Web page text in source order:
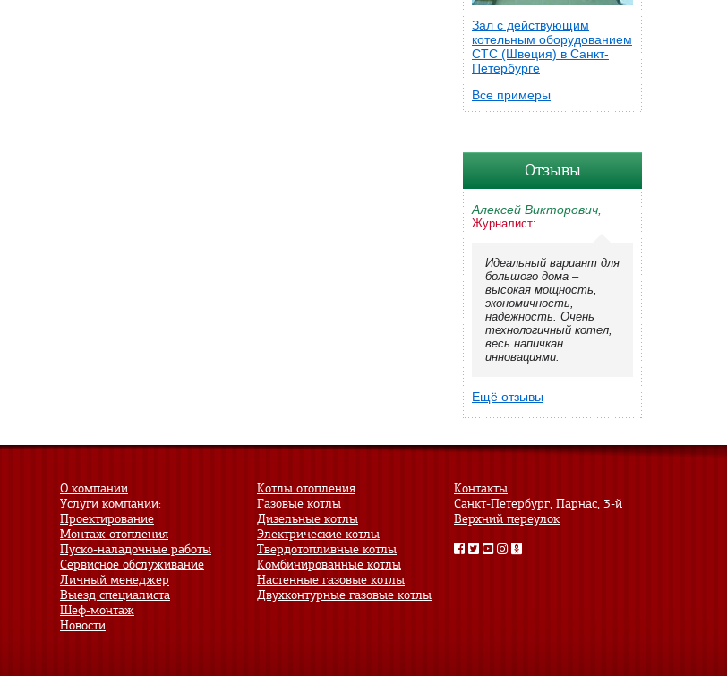
Зал с действующим
котельным оборудованием
CTC (Швеция) в Санкт-
Петербурге
Все примеры
Отзывы
Алексей Викторович,
Журналист:
Идеальный вариант для
большого дома –
высокая мощность,
экономичность,
надежность. Очень
технологичный котел,
весь напичкан
инновациями.
Ещё отзывы
О компании
Услуги компании:
Проектирование
Монтаж отопления
Пуско-наладочные работы
Сервисное обслуживание
Личный менеджер
Выезд специалиста
Шеф-монтаж
Новости
Котлы отопления
Газовые котлы
Дизельные котлы
Электрические котлы
Твердотопливные котлы
Комбинированные котлы
Настенные газовые котлы
Двухконтурные газовые котлы
Контакты
Санкт-Петербург, Парнас, 3-й
Верхний переулок